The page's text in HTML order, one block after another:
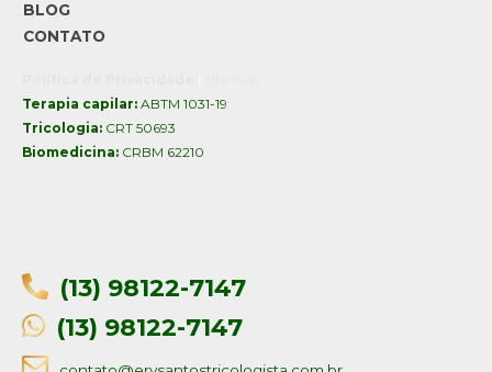
BLOG
CONTATO
Terapia capilar: ABTM 1031-19
Tricologia: CRT 50693
Biomedicina: CRBM 62210
(13) 98122-7147
(13) 98122-7147